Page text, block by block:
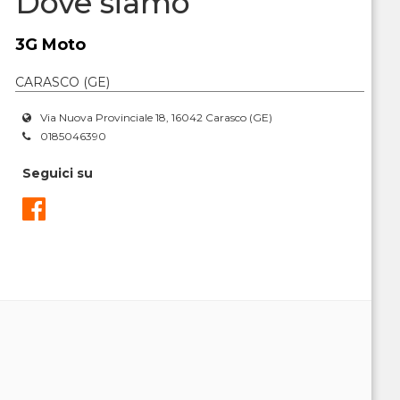
3G Moto
CARASCO (GE)
Via Nuova Provinciale 18, 16042 Carasco (GE)
0185046390
Seguici su